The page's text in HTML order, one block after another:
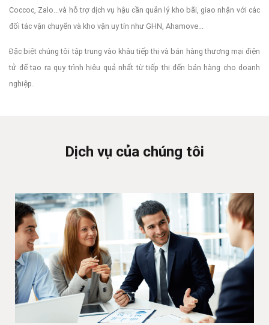
Coccoc, Zalo...và hỗ trợ dịch vụ hậu cần quản lý kho bãi, giao nhận với các
đối tác vận chuyển và kho vận uy tín như GHN, Ahamove...
Đặc biệt chúng tôi tập trung vào khâu tiếp thị và bán hàng thương mại điện
tử để tạo ra quy trình hiệu quả nhất từ tiếp thị đến bán hàng cho doanh
nghiệp.
Dịch vụ của chúng tôi